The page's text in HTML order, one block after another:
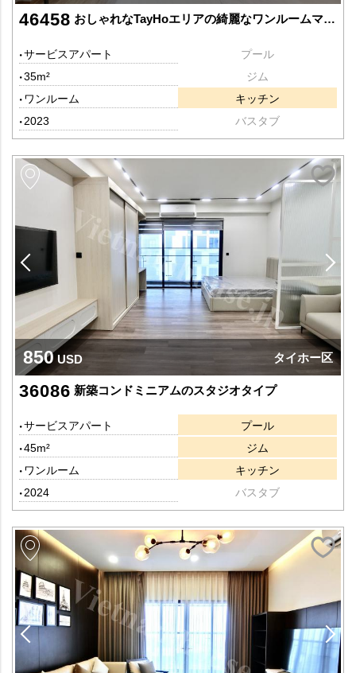
46458 おしゃれなTayHoエリアの綺麗なワンルームマンション
サービスアパート
35m²
ワンルーム
2023
プール
ジム
キッチン
バスタブ
850USD タイホー区
36086 新築コンドミニアムのスタジオタイプ
サービスアパート
45m²
ワンルーム
2024
プール
ジム
キッチン
バスタブ